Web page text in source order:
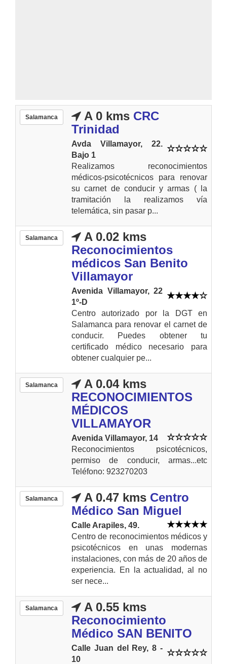
Salamanca A 0 kms CRC
Trinidad
Avda Villamayor, 22.
Bajo 1
Realizamos reconocimientos
médicos-psicotécnicos para renovar
su carnet de conducir y armas ( la
tramitación la realizamos vía
telemática, sin pasar p...
Salamanca
A 0.02 kms
Reconocimientos
médicos San Benito
Villamayor
Avenida Villamayor, 22
1º-D
Centro autorizado por la DGT en
Salamanca para renovar el carnet de
conducir. Puedes obtener tu
certificado médico necesario para
obtener cualquier pe...
Salamanca
A 0.04 kms
RECONOCIMIENTOS
MÉDICOS
VILLAMAYOR
Avenida Villamayor, 14
Reconocimientos psicotécnicos,
permiso de conducir, armas...etc
Teléfono: 923270203
Salamanca A 0.47 kms Centro
Médico San Miguel
Calle Arapiles, 49.
Centro de reconocimientos médicos y
psicotécnicos en unas modernas
instalaciones, con más de 20 años de
experiencia. En la actualidad, al no
ser nece...
Salamanca
A 0.55 kms
Reconocimiento
Médico SAN BENITO
Calle Juan del Rey, 8 -
10